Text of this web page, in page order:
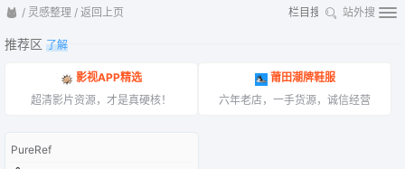
/ 灵感整理 / 返回上页 站外搜
推荐区 了解
影视APP精选
超清影片资源，才是真硬核！
莆田潮牌鞋服
六年老店，一手货源，诚信经营
PureRef